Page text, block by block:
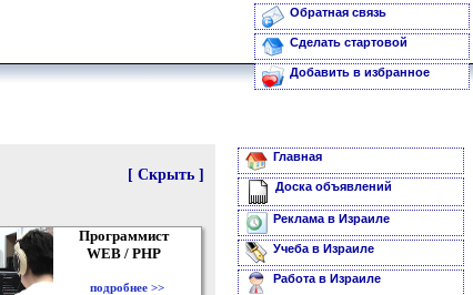
Обратная связь
Сделать стартовой
Добавить в избранное
[ Скрыть ]
Программист
WEB / PHP
подробнее >>
Главная
Доска объявлений
Реклама в Израиле
Учеба в Израиле
Работа в Израиле